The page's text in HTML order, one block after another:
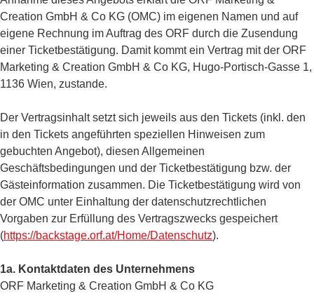
Creation GmbH & Co KG (OMC) im eigenen Namen und auf
eigene Rechnung im Auftrag des ORF durch die Zusendung
einer Ticketbestätigung. Damit kommt ein Vertrag mit der ORF
Marketing & Creation GmbH & Co KG, Hugo-Portisch-Gasse 1,
1136 Wien, zustande.
Der Vertragsinhalt setzt sich jeweils aus den Tickets (inkl. den
in den Tickets angeführten speziellen Hinweisen zum
gebuchten Angebot), diesen Allgemeinen
Geschäftsbedingungen und der Ticketbestätigung bzw. der
Gästeinformation zusammen. Die Ticketbestätigung wird von
der OMC unter Einhaltung der datenschutzrechtlichen
Vorgaben zur Erfüllung des Vertragszwecks gespeichert
(https://backstage.orf.at/Home/Datenschutz).
1a. Kontaktdaten des Unternehmens
ORF Marketing & Creation GmbH & Co KG